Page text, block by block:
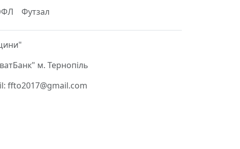
Футзал
м. Тернопіль
ffto2017@gmail.com